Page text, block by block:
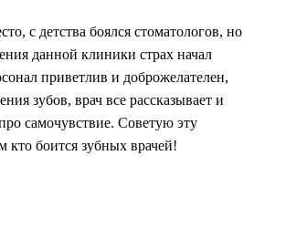
с детства боялся стоматологов, но
данной клиники страх начал
приветлив и доброжелателен,
зубов, врач все рассказывает и
самочувствие. Советую эту
кто боится зубных врачей!